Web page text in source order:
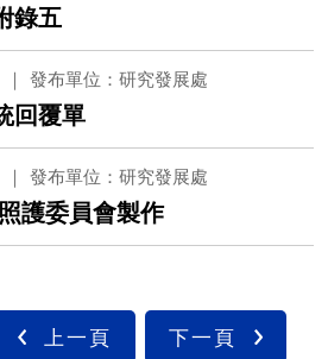
錄五
發布單位：研究發展處
回覆單
發布單位：研究發展處
護委員會製作
上一頁 下一頁